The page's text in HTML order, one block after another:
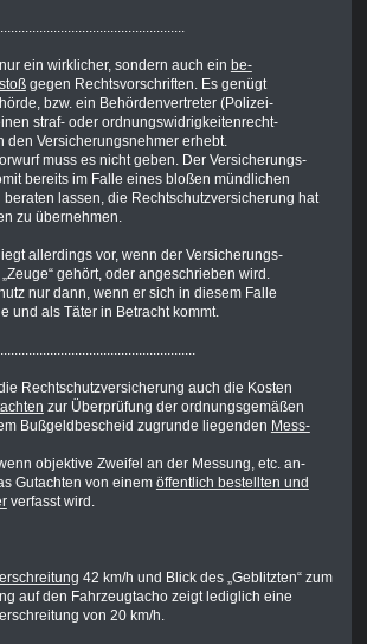
ein wirklicher, sondern auch ein be-
gegen Rechtsvorschriften. Es genügt
bzw. ein Behördenvertreter (Polizei-
straf- oder ordnungswidrigkeitenrecht-
den Versicherungsnehmer erhebt.
muss es nicht geben. Der Versicherungs-
bereits im Falle eines bloßen mündlichen
lassen, die Rechtschutzversicherung hat
zu übernehmen.
allerdings vor, wenn der Versicherungs-
gehört, oder angeschrieben wird.
nur dann, wenn er sich in diesem Falle
und als Täter in Betracht kommt.
Rechtschutzversicherung auch die Kosten
zur Überprüfung der ordnungsgemäßen
Bußgeldbescheid zugrunde liegenden Mess-
objektive Zweifel an der Messung, etc. an-
Gutachten von einem öffentlich bestellten und
verfasst wird.
42 km/h und Blick des „Geblitzten“ zum
auf den Fahrzeugtacho zeigt lediglich eine
von 20 km/h.